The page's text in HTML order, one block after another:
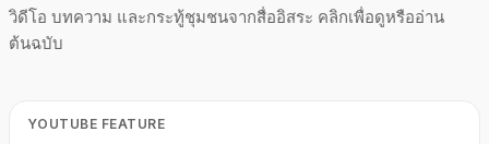
วิดีโอ บทความ และกระทู้ชุมชนจากสื่ออิสระ คลิกเพื่อดูหรืออ่าน
ต้นฉบับ
YOUTUBE FEATURE